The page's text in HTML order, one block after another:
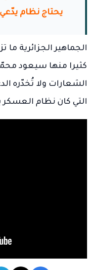
يحتاج نظام
الجماهير الجزائرية ما
كثيرا منها سيعود
الشعارات ولا تُخدّره
التي كان نظام